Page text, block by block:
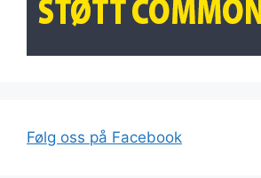
Følg oss på Facebook